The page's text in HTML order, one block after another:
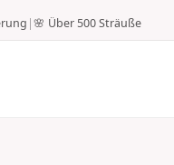
|🌸 Über 500 Sträuße